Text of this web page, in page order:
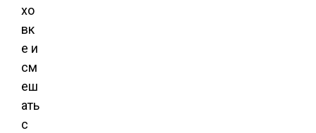
хо
вк
е и
см
еш
ать
с